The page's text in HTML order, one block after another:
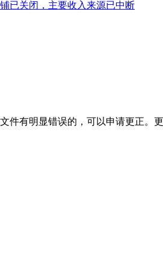
已关闭，主要收入来源已中断
有明显错误的，可以申请更正。